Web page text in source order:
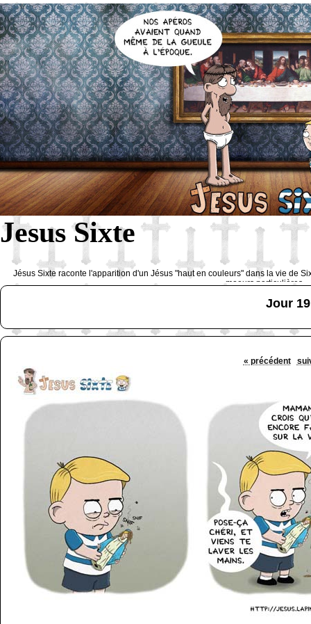
Jesus Sixte
Jésus Sixte raconte l'apparition d'un Jésus "haut en couleurs" dans la vie de
moeurs particulières
http://www.lefabz.com/
Jour 19
« précédent